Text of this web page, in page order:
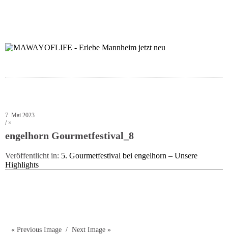
7. Mai 2023
×
engelhorn Gourmetfestival_8
Veröffentlicht in: 5. Gourmetfestival bei engelhorn – Unsere
Highlights
« Previous Image Next Image »